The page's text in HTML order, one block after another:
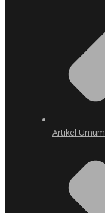
Artikel Umum